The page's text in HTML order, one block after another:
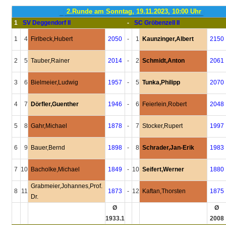
2.Runde am Sonntag, 19.11.2023, 10:00 Uhr
1 SV Deggendorf II - SC Gröbenzell II
1 4 Firlbeck,Hubert 2050 - 1 Kaunzinger,Albert 2150
2 5 Tauber,Rainer 2014 - 2 Schmidt,Anton 2061
3 6 Bielmeier,Ludwig 1957 - 5 Tunka,Philipp 2070
4 7 Dörfler,Guenther 1946 - 6 Feierlein,Robert 2048
5 8 Gahr,Michael 1878 - 7 Stocker,Rupert 1997
6 9 Bauer,Bernd 1898 - 8 Schrader,Jan-Erik 1983
7 10 Bacholke,Michael 1849 - 10 Seifert,Werner 1880
8 11
Grabmeier,Johannes,Prof.
Dr.
1873 - 12 Kaftan,Thorsten 1875
Ø
1933.1
Ø
2008